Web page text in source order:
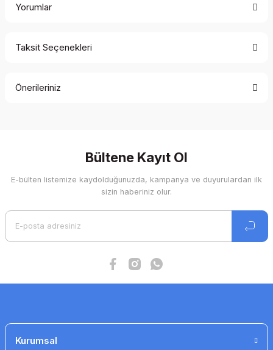
Yorumlar
Taksit Seçenekleri
Önerileriniz
Görüş ve önerileriniz için teşekkür ederiz.
Ürün resmi kalitesiz, bozuk veya görüntülenemiyor.
Bültene Kayıt Ol
E-bülten listemize kaydolduğunuzda, kampanya ve duyurulardan ilk
sizin haberiniz olur.
Kurumsal